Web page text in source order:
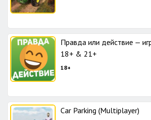
Правда или действие —
18+ & 21+
18+
Car Parking (Multiplayer)